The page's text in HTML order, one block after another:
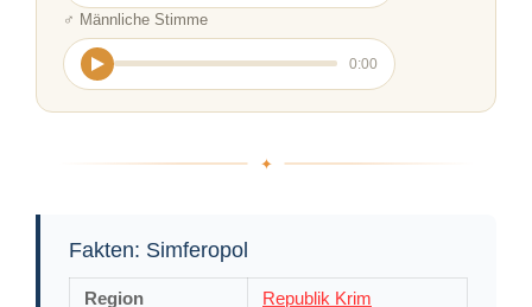
♂ Männliche Stimme
0:00
Fakten: Simferopol
Region Republik Krim